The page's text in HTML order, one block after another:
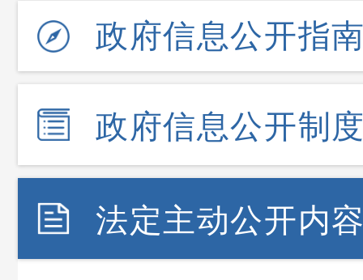
政府信息公开指
政府信息公开制
法定主动公开内